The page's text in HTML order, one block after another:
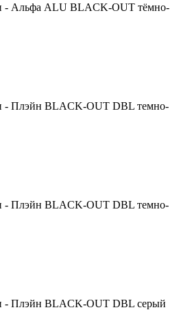
Альфа ALU BLACK-OUT тёмно-
Плэйн BLACK-OUT DBL темно-
Плэйн BLACK-OUT DBL темно-
Плэйн BLACK-OUT DBL серый